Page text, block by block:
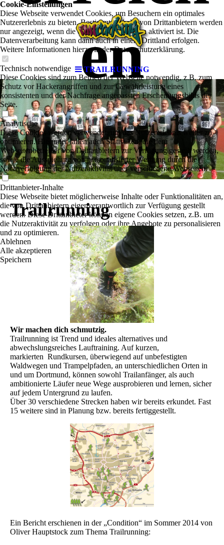
TRAILRUNNING
en
Trailrunning
Wir machen dich schmutzig.
Trailrunning ist Trend und ideales alternatives und
abwechslungsreiches Lauftraining. Auf kurzen,
markierten Rundkursen, überwiegend auf unbefestigten
Waldwegen und Trampelpfaden, an unterschiedlichen Orten in
und um Dortmund, können sowohl Trailanfänger, als auch
ambitionierte Läufer neue Wege ausprobieren und lernen, sicher
auf jedem Untergrund zu laufen.
Über 30 verschiedene Strecken haben wir bereits erkundet. Fast
15 weitere sind in Planung bzw. bereits fertiggestellt.
Ein Bericht erschienen in der „Condition“ im Sommer 2014 von
Oliver Hauptstock zum Thema Trailrunning:
Cookie-Einstellungen
Diese Webseite verwendet Cookies, um Besuchern ein optimales
Nutzererlebnis zu bieten. Bestimmte Inhalte von Drittanbietern werden
nur angezeigt, wenn die entsprechende Option aktiviert ist. Die
Datenverarbeitung kann dann auch in einem Drittland erfolgen.
Weitere Informationen hierzu in der Datenschutzerklärung.
Technisch notwendige
Diese Cookies sind zum Betrieb der Webseite notwendig, z.B. zum
Schutz vor Hackerangriffen und zur Gewährleistung eines
konsistenten und der Nachfrage angepassten Erscheinungsbilds der
Seite.
Analytische
Diese Cookies werden verwendet, um das Nutzererlebnis weiter zu
optimieren. Hierunter fallen auch Statistiken, die dem
Webseitenbetreiber von Drittanbietern zur Verfügung gestellt werden,
sowie die Ausspielung von personalisierter Werbung durch die
Nachverfolgung der Nutzeraktivität über verschiedene Webseiten.
Drittanbieter-Inhalte
Diese Webseite bietet möglicherweise Inhalte oder Funktionalitäten an,
die von Drittanbietern eigenverantwortlich zur Verfügung gestellt
werden. Diese Drittanbieter können eigene Cookies setzen, z.B. um
die Nutzeraktivität zu verfolgen oder ihre Angebote zu personalisieren
und zu optimieren.
Ablehnen
Alle akzeptieren
Speichern